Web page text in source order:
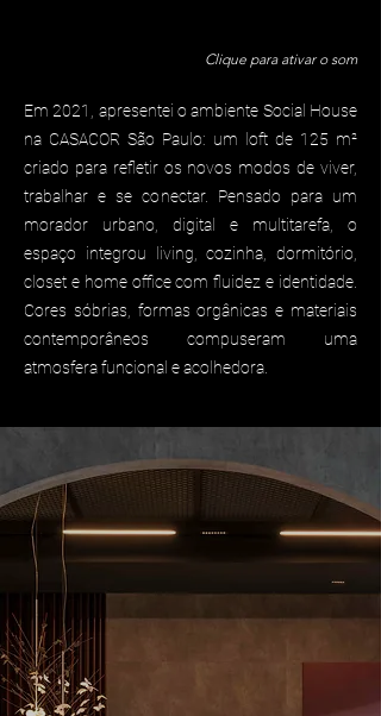
Clique para ativar o som
Em 2021, apresentei o ambiente Social House
na CASACOR São Paulo: um loft de 125 m²
criado para refletir os novos modos de viver,
trabalhar e se conectar. Pensado para um
morador urbano, digital e multitarefa, o
espaço integrou living, cozinha, dormitório,
closet e home office com fluidez e identidade.
Cores sóbrias, formas orgânicas e materiais
contemporâneos compuseram uma
atmosfera funcional e acolhedora.